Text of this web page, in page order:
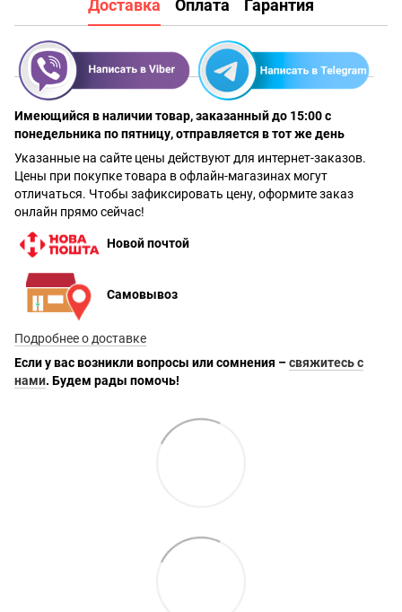
Доставка Оплата Гарантия
Имеющийся в наличии товар, заказанный до 15:00 с
понедельника по пятницу, отправляется в тот же день
Указанные на сайте цены действуют для интернет-заказов.
Цены при покупке товара в офлайн-магазинах могут
отличаться. Чтобы зафиксировать цену, оформите заказ
онлайн прямо сейчас!
Новой почтой
Самовывоз
Подробнее о доставке
Если у вас возникли вопросы или сомнения –свяжитесь с
нами. Будем рады помочь!